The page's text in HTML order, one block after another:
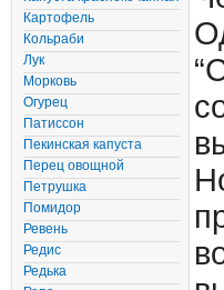
Картофель
Кольраби
Лук
Морковь
Огурец
Патиссон
Пекинская капуста
Перец овощной
Петрушка
Помидор
Ревень
Редис
Редька